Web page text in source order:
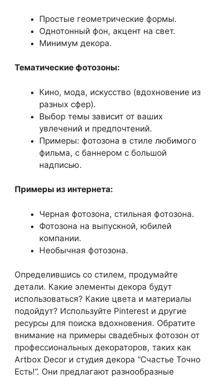
Простые геометрические формы.
Однотонный фон, акцент на свет.
Минимум декора.
Тематические фотозоны:
Кино, мода, искусство (вдохновение из
разных сфер).
Выбор темы зависит от ваших
увлечений и предпочтений.
Примеры: фотозона в стиле любимого
фильма, с баннером с большой
надписью.
Примеры из интернета:
Черная фотозона, стильная фотозона.
Фотозона на выпускной, юбилей
компании.
Необычная фотозона.
Определившись со стилем, продумайте
детали. Какие элементы декора будут
использоваться? Какие цвета и материалы
подойдут? Используйте Pinterest и другие
ресурсы для поиска вдохновения. Обратите
внимание на примеры свадебных фотозон от
профессиональных декораторов, таких как
Artbox Decor и студия декора “Счастье Точно
Есть!”. Они предлагают разнообразные